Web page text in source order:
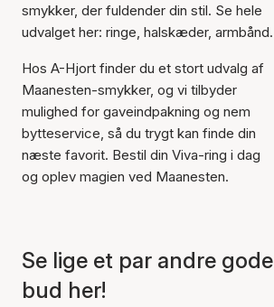
smykker, der fuldender din stil. Se hele
udvalget her: ringe, halskæder, armbånd.
Hos A-Hjort finder du et stort udvalg af
Maanesten-smykker, og vi tilbyder
mulighed for gaveindpakning og nem
bytteservice, så du trygt kan finde din
næste favorit. Bestil din Viva-ring i dag
og oplev magien ved Maanesten.
Se lige et par andre gode
bud her!